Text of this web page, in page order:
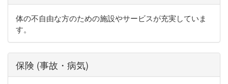
体の不自由な方のための施設やサービスが充実していま
す。
保険 (事故・病気)